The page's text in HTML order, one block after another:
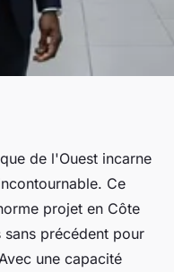
en
de l'Ouest incarne
Ce
projet en Côte
précédent pour
une capacité